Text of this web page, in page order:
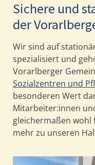
Sichere und
der
Wir sind auf
spezialisiert und
Vorarlberger
Sozialzentren und
besonderen Wert
Mitarbeiter:innen
gleichermaßen wohl
mehr zu unseren